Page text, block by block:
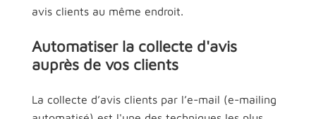
avis clients au même endroit.
Automatiser la collecte d'avis
auprès de vos clients
La collecte d’avis clients par l’e-mail (e-mailing